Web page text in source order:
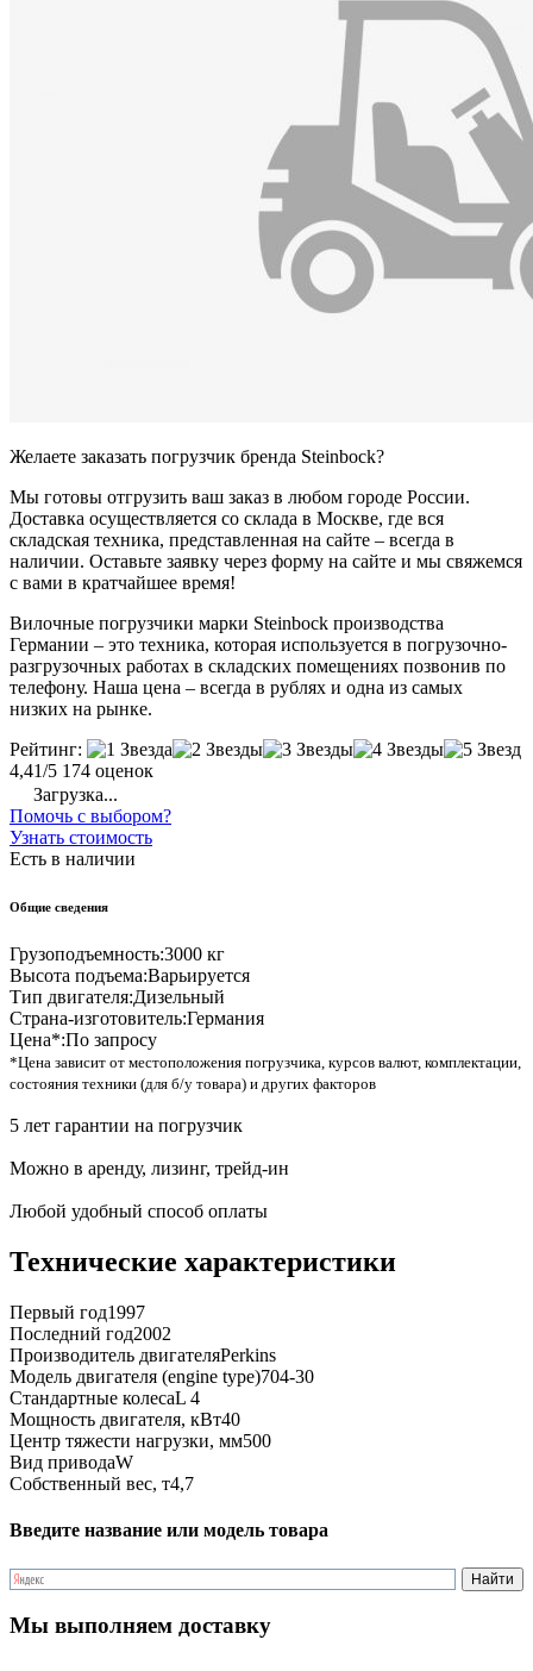
Желаете заказать погрузчик бренда Steinbock?
Мы готовы отгрузить ваш заказ в любом городе России.
Доставка осуществляется со склада в Москве, где вся
складская техника, представленная на сайте – всегда в
наличии. Оставьте заявку через форму на сайте и мы свяжемся
с вами в кратчайшее время!
Вилочные погрузчики марки Steinbock производства
Германии – это техника, которая используется в погрузочно-
разгрузочных работах в складских помещениях позвонив по
телефону. Наша цена – всегда в рублях и одна из самых
низких на рынке.
Рейтинг:
4,41/5 174 оценок
Загрузка...
Помочь с выбором?
Узнать стоимость
Есть в наличии
Общие сведения
Грузоподъемность:3000 кг
Высота подъема:Варьируется
Тип двигателя:Дизельный
Страна-изготовитель:Германия
Цена*:По запросу
*Цена зависит от местоположения погрузчика, курсов валют, комплектации,
состояния техники (для б/у товара) и других факторов
5 лет гарантии на погрузчик
Можно в аренду, лизинг, трейд-ин
Любой удобный способ оплаты
Технические характеристики
Первый год1997
Последний год2002
Производитель двигателяPerkins
Модель двигателя (engine type)704-30
Стандартные колесаL 4
Мощность двигателя, кВт40
Центр тяжести нагрузки, мм500
Вид приводаW
Собственный вес, т4,7
Введите название или модель товара
Мы выполняем доставку